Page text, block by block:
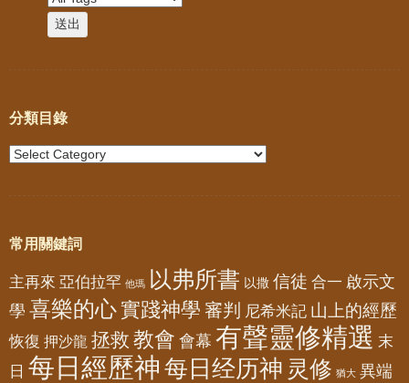
分類目錄
常用關鍵詞
主再來 亞伯拉罕 他瑪 以弗所書 以撒 信徒 合一 啟示文
學 喜樂的心實踐神學 審判 尼希米記 山上的經歷
恢復 押沙龍 拯救 教會 會幕 有聲靈修精選 末
日 每日經歷神 每日经历神 灵修 猶大 異端